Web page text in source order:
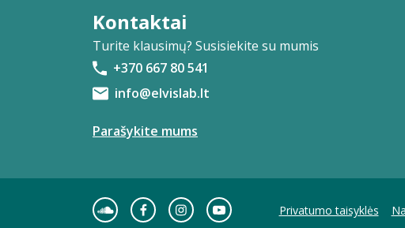
Kontaktai
Turite klausimų? Susisiekite su mumis
+370 667 80 541
info@elvislab.lt
Parašykite mums
Privatumo taisyklės